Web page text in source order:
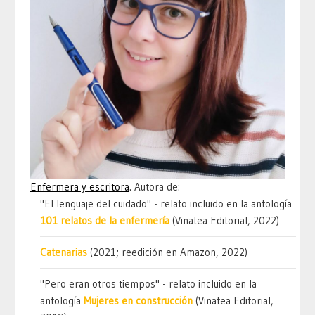
Enfermera y escritora. Autora de:
"El lenguaje del cuidado" - relato incluido en la antología
101 relatos de la enfermería (Vinatea Editorial, 2022)
Catenarias (2021; reedición en Amazon, 2022)
"Pero eran otros tiempos" - relato incluido en la
antología Mujeres en construcción (Vinatea Editorial,